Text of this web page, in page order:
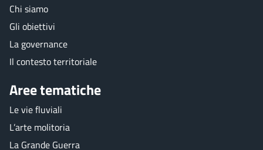
Chi siamo
Gli obiettivi
La governance
Il contesto territoriale
Aree tematiche
Le vie fluviali
L’arte molitoria
La Grande Guerra